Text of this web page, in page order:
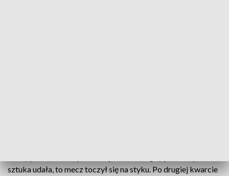
sztuka udała, to mecz toczył się na styku. Po drugiej kwarcie